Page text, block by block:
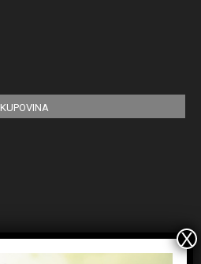
KUPOVINA